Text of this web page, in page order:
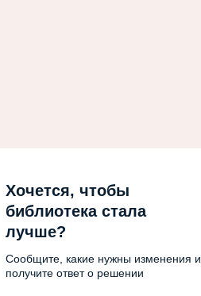
Хочется, чтобы
библиотека стала
лучше?
Сообщите, какие нужны изменения и
получите ответ о решении